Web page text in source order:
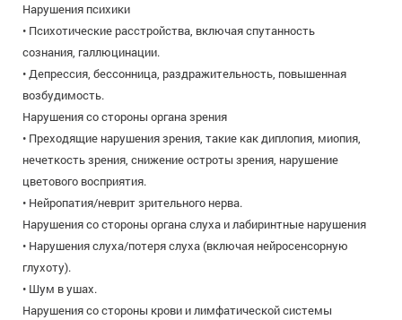
Нарушения психики
• Психотические расстройства, включая спутанность
сознания, галлюцинации.
• Депрессия, бессонница, раздражительность, повышенная
возбудимость.
Нарушения со стороны органа зрения
• Преходящие нарушения зрения, такие как диплопия, миопия,
нечеткость зрения, снижение остроты зрения, нарушение
цветового восприятия.
• Нейропатия/неврит зрительного нерва.
Нарушения со стороны органа слуха и лабиринтные нарушения
• Нарушения слуха/потеря слуха (включая нейросенсорную
глухоту).
• Шум в ушах.
Нарушения со стороны крови и лимфатической системы